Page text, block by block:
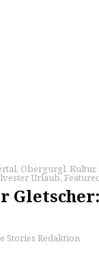
, Obergurgl, Kultur,
Urlaub,
Stories Redaktion